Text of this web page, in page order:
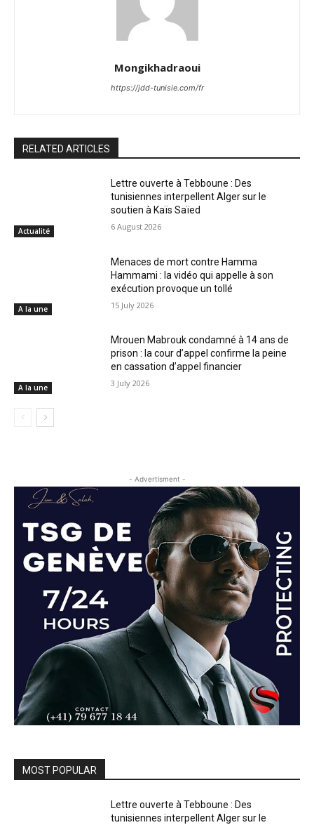
Mongikhadraoui
https://jdd-tunisie.com/fr
RELATED ARTICLES
Actualité
Lettre ouverte à Tebboune : Des
tunisiennes interpellent Alger sur le
soutien à Kaïs Saïed
6 August 2026
A la une
Menaces de mort contre Hamma
Hammami : la vidéo qui appelle à son
exécution provoque un tollé
15 July 2026
A la une
Mrouen Mabrouk condamné à 14 ans de
prison : la cour d’appel confirme la peine
en cassation d’appel financier
3 July 2026
- Advertisment -
MOST POPULAR
Lettre ouverte à Tebboune : Des
tunisiennes interpellent Alger sur le